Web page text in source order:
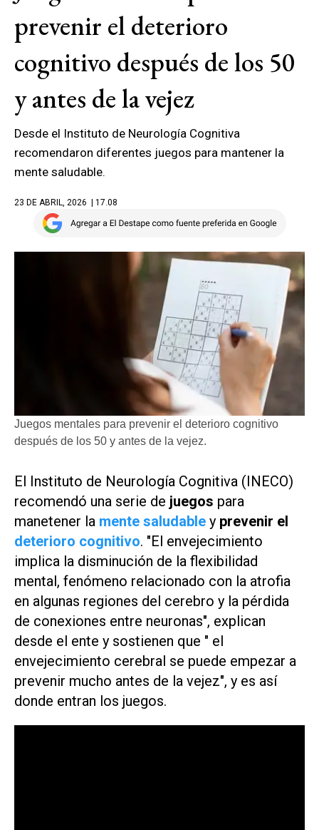
prevenir el deterioro
cognitivo después de los 50
y antes de la vejez
Desde el Instituto de Neurología Cognitiva
recomendaron diferentes juegos para mantener la
mente saludable.
23 DE ABRIL, 2026 | 17.08
Juegos mentales para prevenir el deterioro cognitivo
después de los 50 y antes de la vejez.
El Instituto de Neurología Cognitiva (INECO)
recomendó una serie de juegos para
manetener la mente saludable y prevenir el
deterioro cognitivo. "El envejecimiento
implica la disminución de la flexibilidad
mental, fenómeno relacionado con la atrofia
en algunas regiones del cerebro y la pérdida
de conexiones entre neuronas", explican
desde el ente y sostienen que " el
envejecimiento cerebral se puede empezar a
prevenir mucho antes de la vejez", y es así
donde entran los juegos.